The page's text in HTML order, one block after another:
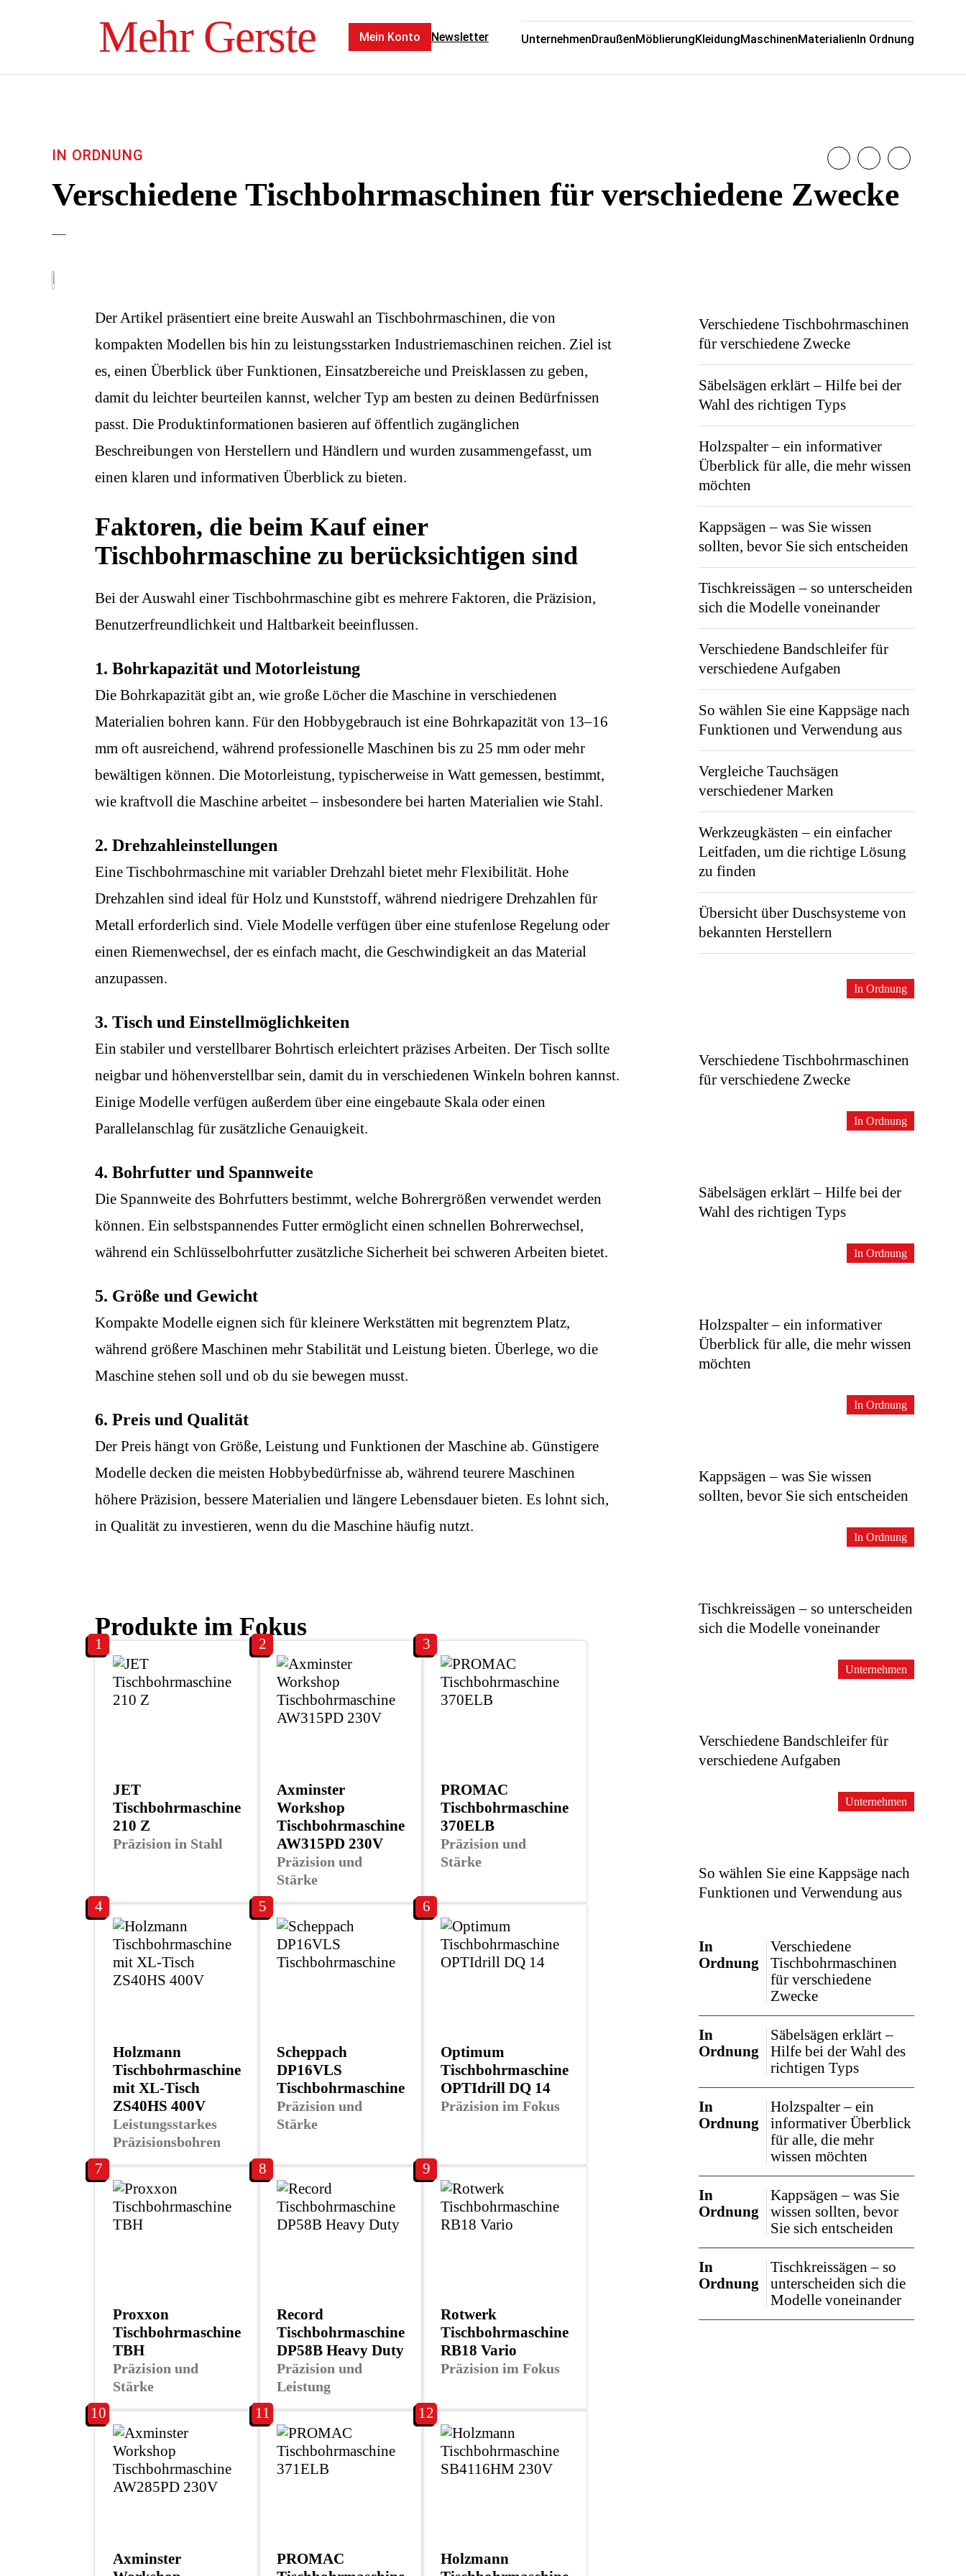
Mehr Gerste UnternehmenDraußenMöblierungKleidungMaschinenMaterialienIn Ordnung
Mein Konto Newsletter
Verschiedene Tischbohrmaschinen für verschiedene Zwecke
IN ORDNUNG
Der Artikel präsentiert eine breite Auswahl an Tischbohrmaschinen, die von
kompakten Modellen bis hin zu leistungsstarken Industriemaschinen reichen. Ziel ist
es, einen Überblick über Funktionen, Einsatzbereiche und Preisklassen zu geben,
damit du leichter beurteilen kannst, welcher Typ am besten zu deinen Bedürfnissen
passt. Die Produktinformationen basieren auf öffentlich zugänglichen
Beschreibungen von Herstellern und Händlern und wurden zusammengefasst, um
einen klaren und informativen Überblick zu bieten.
Faktoren, die beim Kauf einer
Tischbohrmaschine zu berücksichtigen sind
Bei der Auswahl einer Tischbohrmaschine gibt es mehrere Faktoren, die Präzision,
Benutzerfreundlichkeit und Haltbarkeit beeinflussen.
1. Bohrkapazität und Motorleistung
Die Bohrkapazität gibt an, wie große Löcher die Maschine in verschiedenen
Materialien bohren kann. Für den Hobbygebrauch ist eine Bohrkapazität von 13–16
mm oft ausreichend, während professionelle Maschinen bis zu 25 mm oder mehr
bewältigen können. Die Motorleistung, typischerweise in Watt gemessen, bestimmt,
wie kraftvoll die Maschine arbeitet – insbesondere bei harten Materialien wie Stahl.
2. Drehzahleinstellungen
Eine Tischbohrmaschine mit variabler Drehzahl bietet mehr Flexibilität. Hohe
Drehzahlen sind ideal für Holz und Kunststoff, während niedrigere Drehzahlen für
Metall erforderlich sind. Viele Modelle verfügen über eine stufenlose Regelung oder
einen Riemenwechsel, der es einfach macht, die Geschwindigkeit an das Material
anzupassen.
3. Tisch und Einstellmöglichkeiten
Ein stabiler und verstellbarer Bohrtisch erleichtert präzises Arbeiten. Der Tisch sollte
neigbar und höhenverstellbar sein, damit du in verschiedenen Winkeln bohren kannst.
Einige Modelle verfügen außerdem über eine eingebaute Skala oder einen
Parallelanschlag für zusätzliche Genauigkeit.
4. Bohrfutter und Spannweite
Die Spannweite des Bohrfutters bestimmt, welche Bohrergrößen verwendet werden
können. Ein selbstspannendes Futter ermöglicht einen schnellen Bohrerwechsel,
während ein Schlüsselbohrfutter zusätzliche Sicherheit bei schweren Arbeiten bietet.
5. Größe und Gewicht
Kompakte Modelle eignen sich für kleinere Werkstätten mit begrenztem Platz,
während größere Maschinen mehr Stabilität und Leistung bieten. Überlege, wo die
Maschine stehen soll und ob du sie bewegen musst.
6. Preis und Qualität
Der Preis hängt von Größe, Leistung und Funktionen der Maschine ab. Günstigere
Modelle decken die meisten Hobbybedürfnisse ab, während teurere Maschinen
höhere Präzision, bessere Materialien und längere Lebensdauer bieten. Es lohnt sich,
in Qualität zu investieren, wenn du die Maschine häufig nutzt.
Produkte im Fokus
1
Präzision in Stahl
JET
Tischbohrmaschine
210 Z
2
Präzision und
Stärke
Axminster
Workshop
Tischbohrmaschine
AW315PD 230V
3
Präzision und
Stärke
PROMAC
Tischbohrmaschine
370ELB
4
Leistungsstarkes
Präzisionsbohren
Holzmann
Tischbohrmaschine
mit XL-Tisch
ZS40HS 400V
5
Präzision und
Stärke
Scheppach
DP16VLS
Tischbohrmaschine
6
Präzision im Fokus
Optimum
Tischbohrmaschine
OPTIdrill DQ 14
7
Präzision und
Stärke
Proxxon
Tischbohrmaschine
TBH
8
Präzision und
Leistung
Record
Tischbohrmaschine
DP58B Heavy Duty
9
Präzision im Fokus
Rotwerk
Tischbohrmaschine
RB18 Vario
10
Axminster
11
PROMAC
12
Holzmann
Verschiedene Tischbohrmaschinen
für verschiedene Zwecke
Säbelsägen erklärt – Hilfe bei der
Wahl des richtigen Typs
Holzspalter – ein informativer
Überblick für alle, die mehr wissen
möchten
Kappsägen – was Sie wissen
sollten, bevor Sie sich entscheiden
Tischkreissägen – so unterscheiden
sich die Modelle voneinander
Verschiedene Bandschleifer für
verschiedene Aufgaben
So wählen Sie eine Kappsäge nach
Funktionen und Verwendung aus
Vergleiche Tauchsägen
verschiedener Marken
Werkzeugkästen – ein einfacher
Leitfaden, um die richtige Lösung
zu finden
Übersicht über Duschsysteme von
bekannten Herstellern
Verschiedene Tischbohrmaschinen
für verschiedene Zwecke
In Ordnung
Säbelsägen erklärt – Hilfe bei der
Wahl des richtigen Typs
In Ordnung
Holzspalter – ein informativer
Überblick für alle, die mehr wissen
möchten
In Ordnung
Kappsägen – was Sie wissen
sollten, bevor Sie sich entscheiden
In Ordnung
Tischkreissägen – so unterscheiden
sich die Modelle voneinander
In Ordnung
Verschiedene Bandschleifer für
verschiedene Aufgaben
Unternehmen
So wählen Sie eine Kappsäge nach
Funktionen und Verwendung aus
Unternehmen
Verschiedene
Tischbohrmaschinen
für verschiedene
Zwecke
In
Ordnung
Säbelsägen erklärt –
Hilfe bei der Wahl des
richtigen Typs
In
Ordnung
Holzspalter – ein
informativer Überblick
für alle, die mehr
wissen möchten
In
Ordnung
Kappsägen – was Sie
wissen sollten, bevor
Sie sich entscheiden
In
Ordnung
Tischkreissägen – so
unterscheiden sich die
Modelle voneinander
In
Ordnung